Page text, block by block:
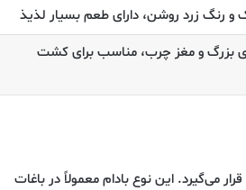
و رنگ زرد روشن، دارای طعم بسیار لذیذ
بزرگ و مغز چرب، مناسب برای کشت
می‌گیرد. این نوع بادام معمولاً در باغات